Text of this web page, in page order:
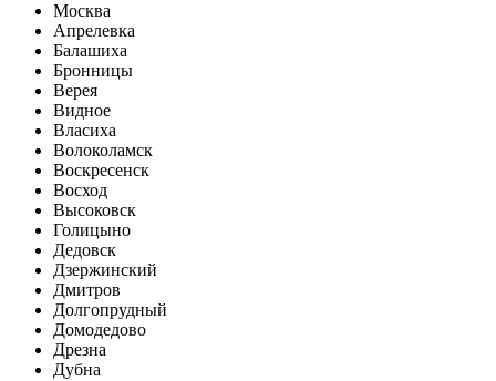
Москва
Апрелевка
Балашиха
Бронницы
Верея
Видное
Власиха
Волоколамск
Воскресенск
Восход
Высоковск
Голицыно
Дедовск
Дзержинский
Дмитров
Долгопрудный
Домодедово
Дрезна
Дубна